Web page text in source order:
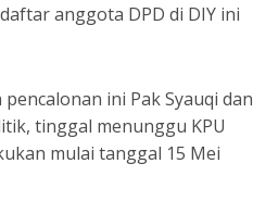
anggota DPD di DIY ini
ini Pak Syauqi dan
tinggal menunggu KPU
mulai tanggal 15 Mei